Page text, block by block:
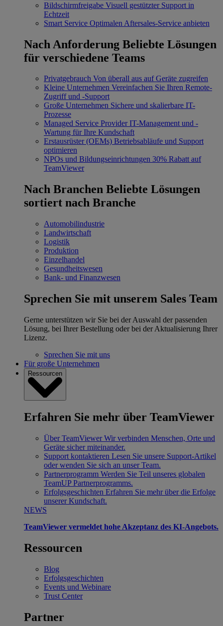
Bildschirmfreigabe Visuell gestützter Support in
Echtzeit
Smart Service Optimalen Aftersales-Service anbieten
Nach Anforderung Beliebte Lösungen
für verschiedene Teams
Privatgebrauch Von überall aus auf Geräte zugreifen
Kleine Unternehmen Vereinfachen Sie Ihren Remote-
Zugriff und -Support
Große Unternehmen Sichere und skalierbare IT-
Prozesse
Managed Service Provider IT-Management und -
Wartung für Ihre Kundschaft
Erstausrüster (OEMs) Betriebsabläufe und Support
optimieren
NPOs und Bildungseinrichtungen 30% Rabatt auf
TeamViewer
Nach Branchen Beliebte Lösungen
sortiert nach Branche
Automobilindustrie
Landwirtschaft
Logistik
Produktion
Einzelhandel
Gesundheitswesen
Bank- und Finanzwesen
Sprechen Sie mit unserem Sales Team
Gerne unterstützen wir Sie bei der Auswahl der passenden
Lösung, bei Ihrer Bestellung oder bei der Aktualisierung Ihrer
Lizenz.
Sprechen Sie mit uns
Für große Unternehmen
Ressourcen
Erfahren Sie mehr über TeamViewer
Über TeamViewer Wir verbinden Menschen, Orte und
Geräte sicher miteinander.
Support kontaktieren Lesen Sie unsere Support-Artikel
oder wenden Sie sich an unser Team.
Partnerprogramm Werden Sie Teil unseres globalen
TeamUP Partnerprogramms.
Erfolgsgeschichten Erfahren Sie mehr über die Erfolge
unserer Kundschaft.
NEWS
TeamViewer vermeldet hohe Akzeptanz des KI-Angebots.
Ressourcen
Blog
Erfolgsgeschichten
Events und Webinare
Trust Center
Partner